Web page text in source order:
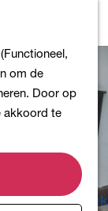
om de
Door op
akkoord te
de Bollenstreek